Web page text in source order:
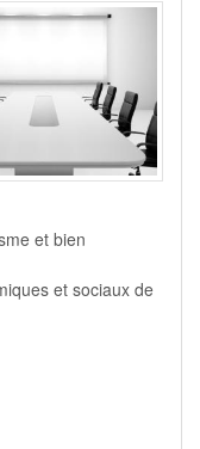
et bien
et sociaux de